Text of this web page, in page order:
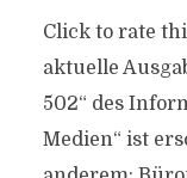
Click to rate
aktuelle
502“ des
Medien“ ist